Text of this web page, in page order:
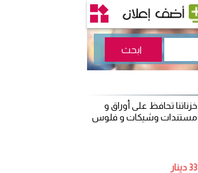
خزناتنا تحافظ على أوراق و
مستندات وشيكات و فلوس
33 دينار